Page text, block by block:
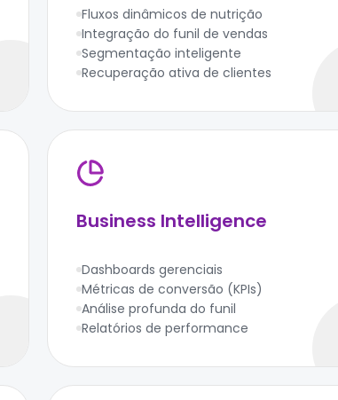
Fluxos dinâmicos de nutrição
Integração do funil de vendas
Segmentação inteligente
Recuperação ativa de clientes
Business Intelligence
Dashboards gerenciais
Métricas de conversão (KPIs)
Análise profunda do funil
Relatórios de performance